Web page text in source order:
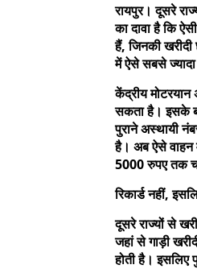
रायपुर। दूसरे
का दावा है कि
हैं, जिनकी
में ऐसे सबसे ज्यादा
केंद्रीय
सकता है। इसके
पुराने अस्थायी
है। अब ऐसे वाहन
5000 रुपए तक
रिकार्ड नहीं,
दूसरे राज्यों से
जहां से गाड़ी
होती है। इसलिए